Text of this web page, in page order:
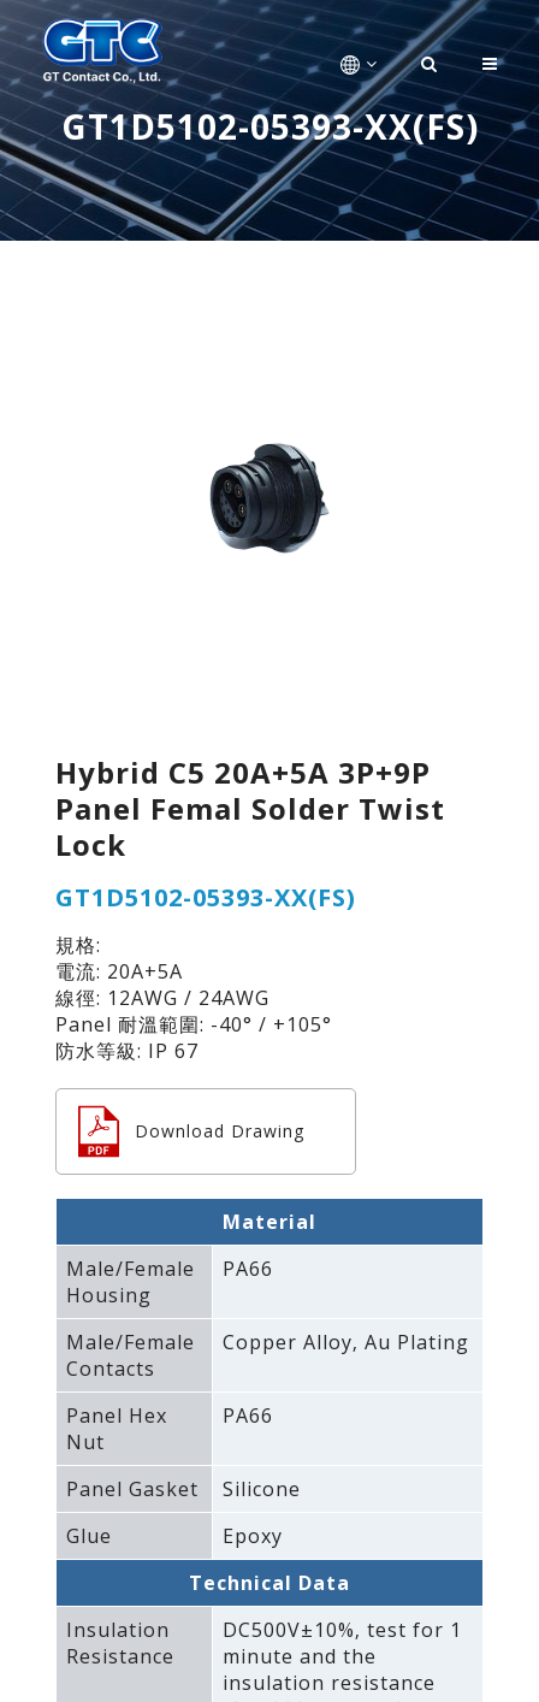
GT1D5102-05393-XX(FS)
Hybrid C5 20A+5A 3P+9P
Panel Femal Solder Twist
Lock
GT1D5102-05393-XX(FS)
規格:
電流: 20A+5A
線徑: 12AWG / 24AWG
Panel 耐溫範圍: -40° / +105°
防水等級: IP 67
Download Drawing
Material
Male/Female
Housing
PA66
Male/Female
Contacts
Copper Alloy‚ Au Plating
Panel Hex
Nut
PA66
Panel Gasket
Silicone
Glue
Epoxy
Technical Data
Insulation
Resistance
DC500V±10%‚ test for 1
minute and the
insulation resistance